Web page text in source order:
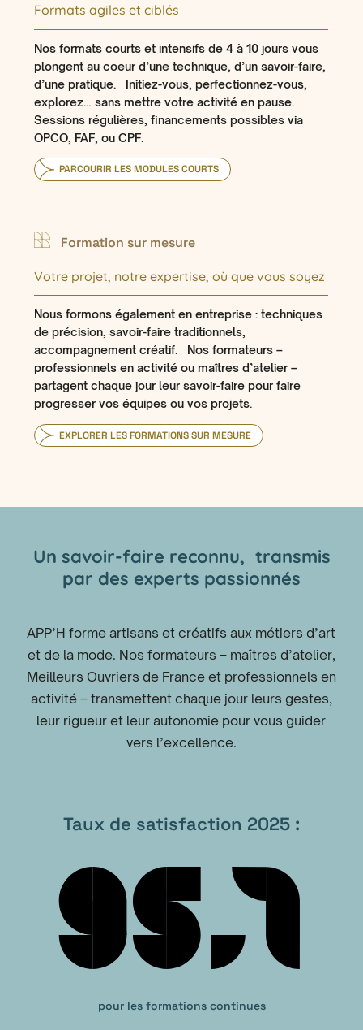
Formats agiles et ciblés
Nos formats courts et intensifs de 4 à 10 jours vous
plongent au cœur d’une technique, d’un savoir-faire,
d’une pratique. Initiez-vous, perfectionnez-vous,
explorez… sans mettre votre activité en pause.
Sessions régulières, financements possibles via
OPCO, FAF, ou CPF.
PARCOURIR LES MODULES COURTS
Formation sur mesure
Votre projet, notre expertise, où que vous soyez
Nous formons également en entreprise : techniques
de précision, savoir-faire traditionnels,
accompagnement créatif. Nos formateurs –
professionnels en activité ou maîtres d’atelier –
partagent chaque jour leur savoir-faire pour faire
progresser vos équipes ou vos projets.
EXPLORER LES FORMATIONS SUR MESURE
Un savoir-faire reconnu, transmis
par des experts passionnés
APP’H forme artisans et créatifs aux métiers d’art
et de la mode. Nos formateurs – maîtres d’atelier,
Meilleurs Ouvriers de France et professionnels en
activité – transmettent chaque jour leurs gestes,
leur rigueur et leur autonomie pour vous guider
vers l’excellence.
Taux de satisfaction 2025 :
pour les formations continues